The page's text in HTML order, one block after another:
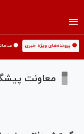
🟡 پرونده‌های ویژه خبری 🟡
معاونت